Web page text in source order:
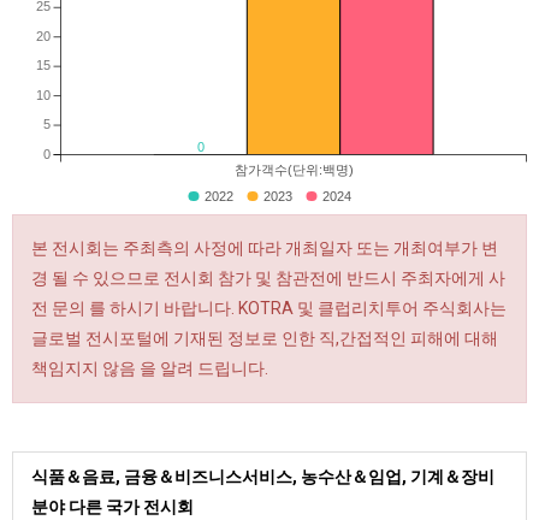
0
참가객수(단위:백명)
0
5
10
15
20
25
2022 2023 2024
본 전시회는 주최측의 사정에 따라 개최일자 또는 개최여부가 변
경 될 수 있으므로 전시회 참가 및 참관전에 반드시 주최자에게 사
전 문의 를 하시기 바랍니다. KOTRA 및 클럽리치투어 주식회사는
글로벌 전시포털에 기재된 정보로 인한 직,간접적인 피해에 대해
책임지지 않음 을 알려 드립니다.
식품＆음료, 금융＆비즈니스서비스, 농수산＆임업, 기계＆장비
분야 다른 국가 전시회